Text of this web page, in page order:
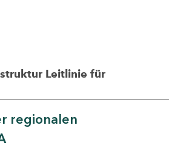
Leitlinie für
regionalen